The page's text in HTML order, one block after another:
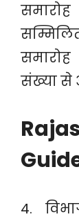
संख्या से
4.